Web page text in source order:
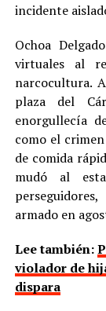
incidente
Ochoa
virtuales al
narcocultura.
plaza del
enorgullecía
como el
de comida
mudó al
armado en
Lee también:
violador de
dispara